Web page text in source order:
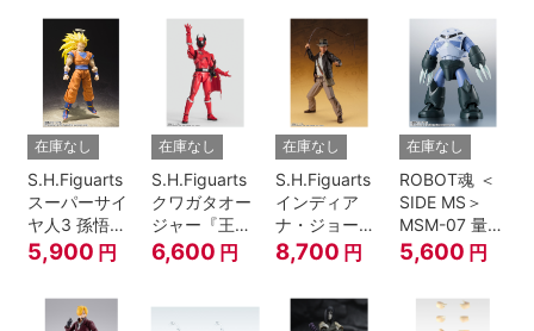
在庫なし
S.H.Figuarts
スーパーサイ
ヤ人3 孫悟空
『ドラゴンボ
ールZ』
5,900 円
在庫なし
S.H.Figuarts
クワガタオー
ジャー『王様
戦隊キングオ
ージャー』
6,600 円
在庫なし
S.H.Figuarts
インディア
ナ・ジョーン
ズ（レイダー
ス/失われたア
櫃》）
8,700 円
在庫なし
ROBOT魂 ＜
SIDE MS＞
MSM-07 量産
型ズゴック
ver.
5,600 円